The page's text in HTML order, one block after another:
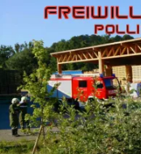
wechseln
Freiwillige